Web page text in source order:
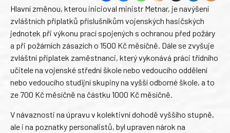
Hlavní změnou, kterou inicioval ministr Metnar, je navýšení
zvláštních příplatků příslušníkům vojenských hasičských
jednotek při výkonu prací spojených s ochranou před požáry
a při požárních zásazích o 1500 Kč měsíčně. Dále se zvyšuje
zvláštní příplatek zaměstnanci, který vykonává práci třídního
učitele na vojenské střední škole nebo vedoucího oddělení
nebo vedoucího studijní skupiny na vyšší odborné škole, a to
ze 700 Kč měsíčně na částku 1000 Kč měsíčně.
V návaznosti na úpravu v kolektivní dohodě vyššího stupně,
ale i na poznatky personalistů, byl upraven nárok na